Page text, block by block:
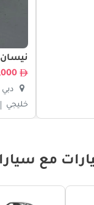
نيسان 370Z
56,000
دبي
خليجي